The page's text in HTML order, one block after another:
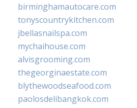
birminghamautocare.com
tonyscountrykitchen.com
jbellasnailspa.com
mychaihouse.com
alvisgrooming.com
thegeorginaestate.com
blythewoodseafood.com
paolosdelibangkok.com